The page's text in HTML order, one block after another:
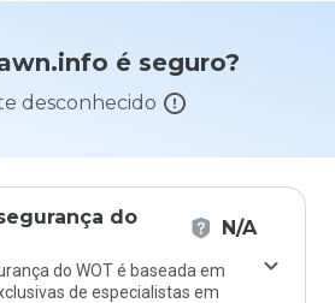
é seguro?
desconhecido
do
N/A
do WOT é baseada em
de especialistas em